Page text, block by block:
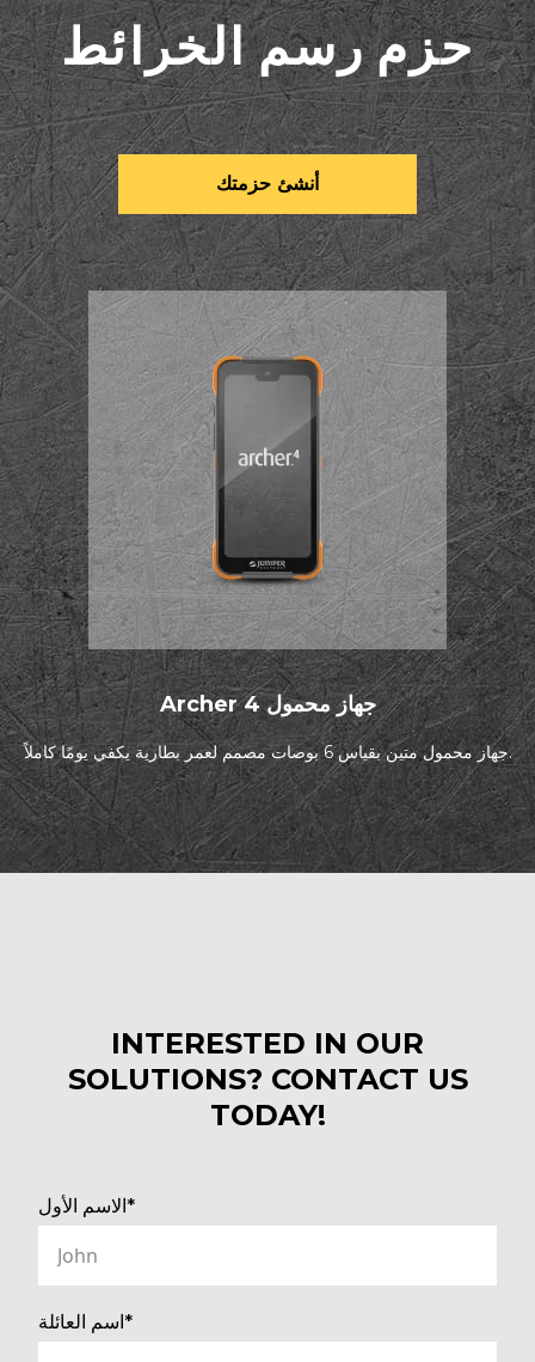
حزم رسم الخرائط
أنشئ حزمتك
Archer 4 جهاز محمول
جهاز محمول متين بقياس 6 بوصات مصمم لعمر بطارية يكفي يومًا كاملاً.
INTERESTED IN OUR
SOLUTIONS? CONTACT US
TODAY!
الاسم الأول*(REQUIRED)
اسم العائلة*(REQUIRED)